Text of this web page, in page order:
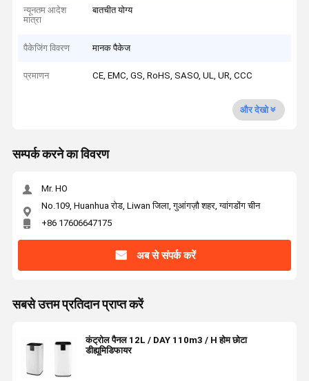
न्यूनतम आदेश
मात्रा
बातचीत योग्य
पैकेजिंग विवरण मानक पैकेज
प्रमाणन CE, EMC, GS, RoHS, SASO, UL, UR, CCC
और देखो
सम्पर्क करने का विवरण
Mr. HO
No.109, Huanhua रोड, Liwan जिला, गुआंगज़ौ शहर, ग्वांगडोंग चीन
+86 17606647175
अब से संपर्क करें
सबसे उत्तम प्रतिदान प्राप्त करें
कंट्रोल पैनल 12L / DAY 110m3 / H होम छोटा
डीह्यूमिडिफायर